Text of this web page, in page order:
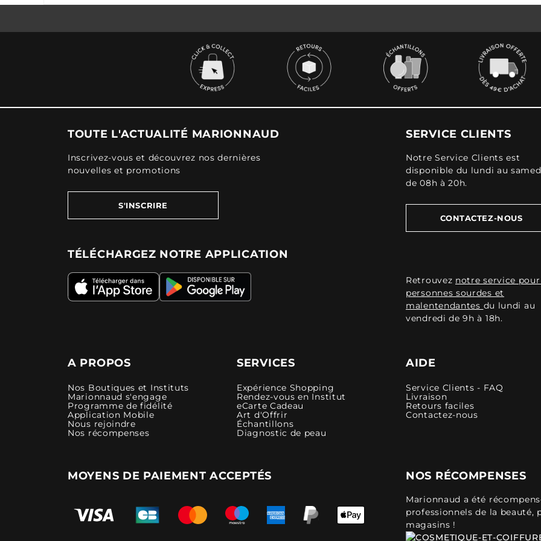
TOUTE L'ACTUALITÉ MARIONNAUD
Inscrivez-vous et découvrez nos dernières
nouvelles et promotions
S'INSCRIRE
TÉLÉCHARGEZ NOTRE APPLICATION
SERVICE CLIENTS
Notre Service Clients est
disponible du lundi au
de 08h à 20h.
CONTACTEZ-NOUS
Retrouvez notre service
personnes sourdes et
malentendantes du lundi au
vendredi de 9h à 18h.
A PROPOS
Nos Boutiques et Instituts
Marionnaud s'engage
Programme de fidélité
Application Mobile
Nous rejoindre
Nos récompenses
SERVICES
Expérience Shopping
Rendez-vous en Institut
eCarte Cadeau
Art d'Offrir
Échantillons
Diagnostic de peau
AIDE
Service Clients - FAQ
Livraison
Retours faciles
Contactez-nous
MOYENS DE PAIEMENT ACCEPTÉS NOS RÉCOMPENSES
Marionnaud a été
professionnels de la beauté,
magasins !